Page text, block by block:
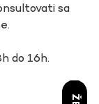
sa
do 16h.